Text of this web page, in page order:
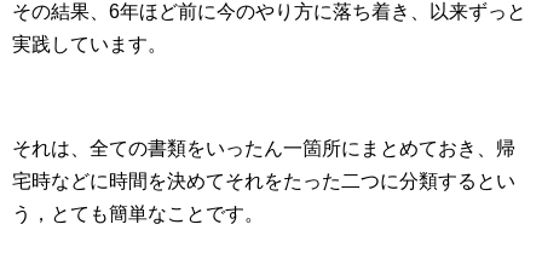
その結果、6年ほど前に今のやり方に落ち着き、以来ずっと
実践しています。
それは、全ての書類をいったん一箇所にまとめておき、帰
宅時などに時間を決めてそれをたった二つに分類するとい
う，とても簡単なことです。